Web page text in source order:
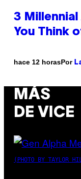
3
You Think
hace 12 horasPor
MÁS
DE VICE
(PHOTO BY TAYLOR